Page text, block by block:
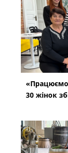
30 жінок